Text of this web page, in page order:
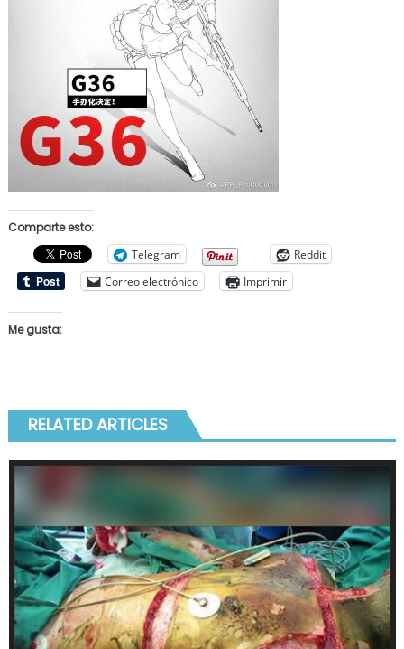
Comparte esto:
Telegram
Reddit
Correo electrónico
Imprimir
Me gusta:
RELATED ARTICLES